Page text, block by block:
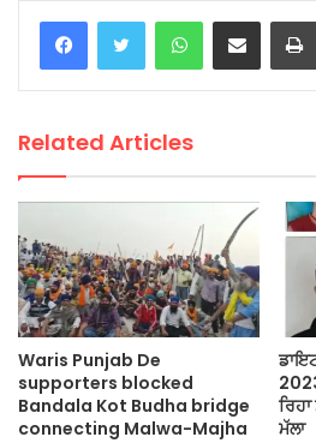
WhatsAppShare via Email
Related Articles
Waris Punjab De
supporters blocked
Bandala Kot Budha bridge
connecting Malwa-Majha
ਮੱਲਾ